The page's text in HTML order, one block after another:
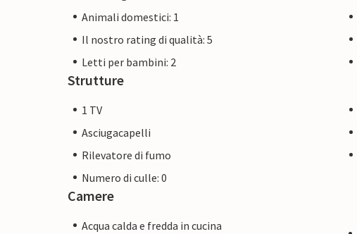
Animali domestici: 1
Il nostro rating di qualità: 5
Letti per bambini: 2
Strutture
1 TV
Asciugacapelli
Rilevatore di fumo
Numero di culle: 0
Camere
Acqua calda e fredda in cucina